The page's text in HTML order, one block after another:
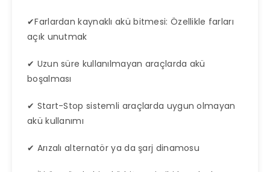
✔Farlardan kaynaklı akü bitmesi: Özellikle farları
açık unutmak
✔ Uzun süre kullanılmayan araçlarda akü
boşalması
✔ Start-Stop sistemli araçlarda uygun olmayan
akü kullanımı
✔ Arızalı alternatör ya da şarj dinamosu